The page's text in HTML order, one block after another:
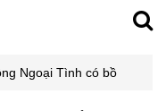
Ngoại Tình có bồ